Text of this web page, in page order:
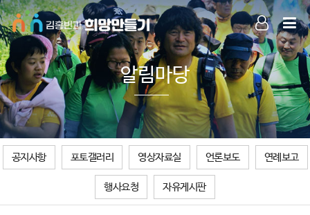
LOG IN
SIGN UP
알림마당
공지사항 포토갤러리 영상자료실 언론보도 연례보고
행사요청 자유게시판